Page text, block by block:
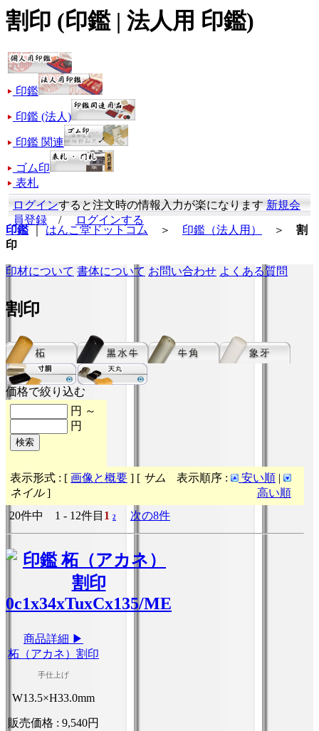
割印 (印鑑 | 法人用 印鑑)
印鑑
印鑑 (法人)
印鑑 関連
ゴム印
表札
ログインすると注文時の情報入力が楽になります新規会
員登録 /
ログインする
印鑑
はんこ堂ドットコム ＞ 印鑑（法人用） ＞ 割
印
印材について 書体について お問い合わせ よくある質問
割印
価格で絞り込む
円 ～
円
表示形式 : [ 画像と概要 ] [ サム
ネイル]
表示順序 : 安い順|
高い順
20件中 1 - 12件目 1 2 次の8件
商品詳細 ▶
柘（アカネ）割印
手仕上げ
W13.5×H33.0mm
販売価格 :9,540円